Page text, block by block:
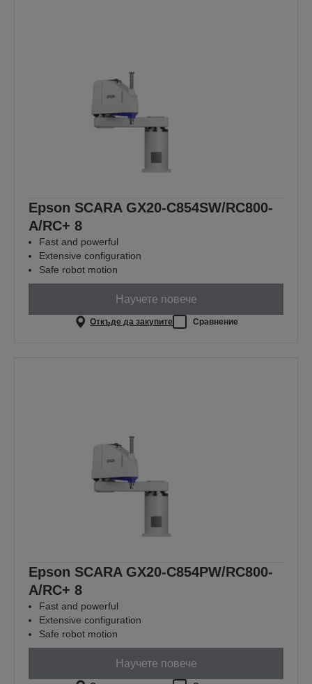
Epson SCARA GX20-C854SW/RC800-
A/RC+ 8
Fast and powerful
Extensive configuration
Safe robot motion
Научете повече
Откъде да закупите Сравнение
Epson SCARA GX20-C854PW/RC800-
A/RC+ 8
Fast and powerful
Extensive configuration
Safe robot motion
Научете повече